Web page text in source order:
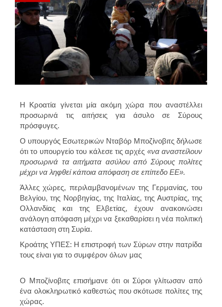
Η Κροατία γίνεται μία ακόμη χώρα που αναστέλλει
προσωρινά τις αιτήσεις για άσυλο σε Σύρους
πρόσφυγες.
Ο υπουργός Εσωτερικών Νταβόρ Μποζίνοβιτς δήλωσε
ότι το υπουργείο του κάλεσε τις αρχές «να αναστείλουν
προσωρινά τα αιτήματα ασύλου από Σύρους πολίτες
μέχρι να ληφθεί κάποια απόφαση σε επίπεδο ΕΕ».
Άλλες χώρες, περιλαμβανομένων της Γερμανίας, του
Βελγίου, της Νορβηγίας, της Ιταλίας, της Αυστρίας, της
Ολλανδίας και της Ελβετίας, έχουν ανακοινώσει
ανάλογη απόφαση μέχρι να ξεκαθαρίσει η νέα πολιτική
κατάσταση στη Συρία.
Κροάτης ΥΠΕΣ: Η επιστροφή των Σύρων στην πατρίδα
τους είναι για το συμφέρον όλων μας
Ο Μποζίνοβιτς επισήμανε ότι οι Σύροι γλίτωσαν από
ένα ολοκληρωτικό καθεστώς που σκότωσε πολίτες της
χώρας.